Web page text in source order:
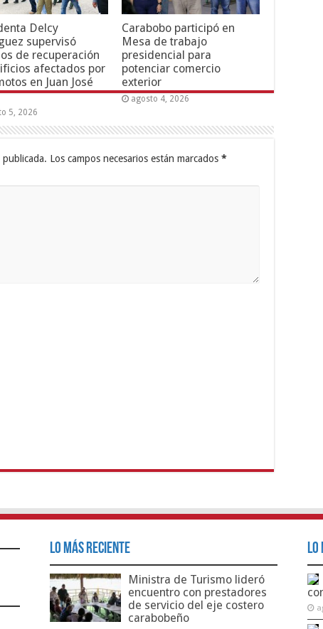
Delcy
supervisó
de recuperación
afectados por
en Juan José
5, 2026
Carabobo participó en
Mesa de trabajo
presidencial para
potenciar comercio
exterior
agosto 4, 2026
Los campos necesarios están marcados *
Lo Más Reciente
Ministra de Turismo lideró
encuentro con prestadores
de servicio del eje costero
carabobeño
Lo